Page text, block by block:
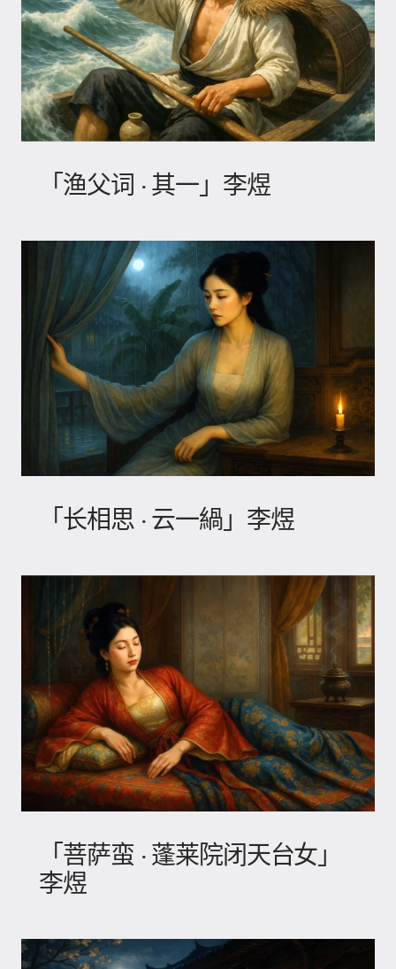
「渔父词 · 其一」李煜
「长相思 · 云一緺」李煜
「菩萨蛮 · 蓬莱院闭天台女」
李煜